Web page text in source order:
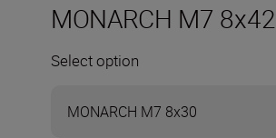
MONARCH M7 8x42
Select option
MONARCH M7 8x30